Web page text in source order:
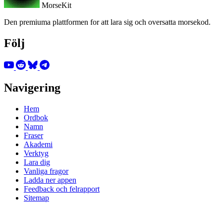
MorseKit
Den premiuma plattformen for att lara sig och oversatta morsekod.
Följ
Navigering
Hem
Ordbok
Namn
Fraser
Akademi
Verktyg
Lara dig
Vanliga fragor
Ladda ner appen
Feedback och felrapport
Sitemap